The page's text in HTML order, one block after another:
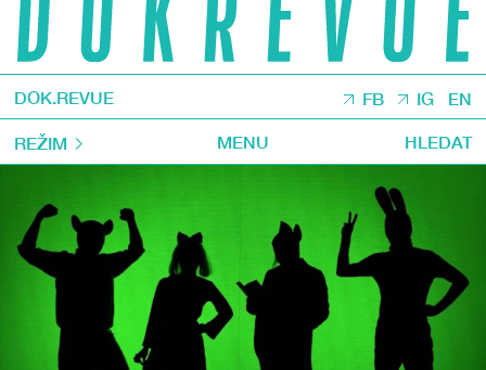
DOK.REVUE FB IG EN
REŽIM MENU HLEDAT